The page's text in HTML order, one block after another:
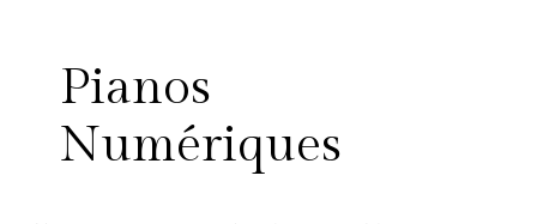
Pianos
Numériques